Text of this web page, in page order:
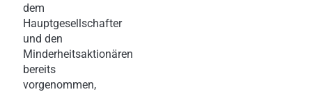
dem
Hauptgesellschafter
und den
Minderheitsaktionären
bereits
vorgenommen,